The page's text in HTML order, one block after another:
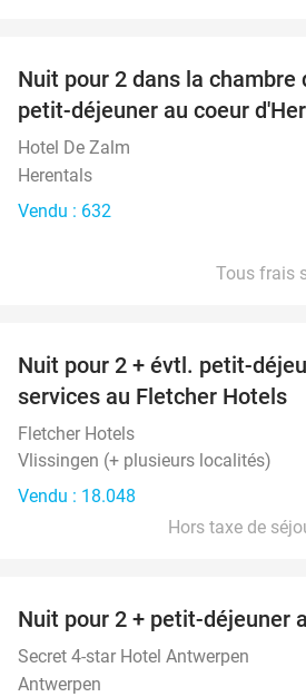
Nuit pour 2 dans la chambre
petit-déjeuner au coeur
Hotel De Zalm
Herentals
Vendu : 632
Tous frais
Nuit pour 2 + évtl. petit-
services au Fletcher Hotels
Fletcher Hotels
Vlissingen (+ plusieurs localités)
Vendu : 18.048
Hors taxe de
Nuit pour 2 + petit-déjeuner
Secret 4-star Hotel Antwerpen
Antwerpen